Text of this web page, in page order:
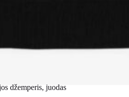
džemperis, juodas